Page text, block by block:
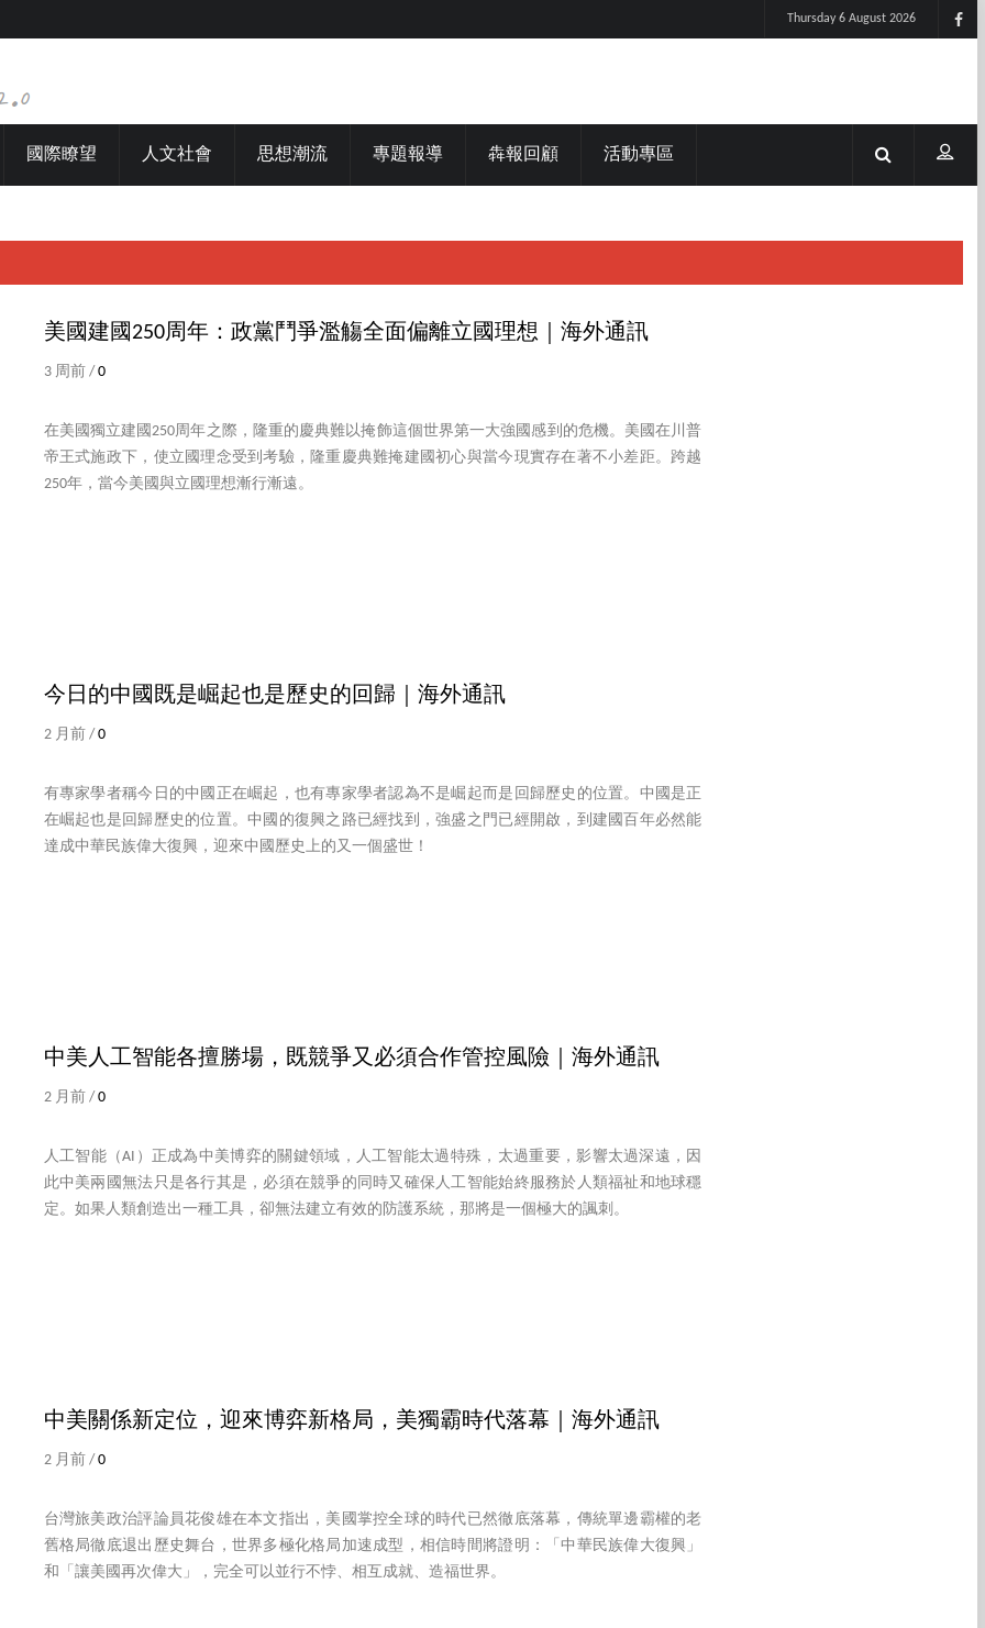
Thursday 6 August 2026
國際瞭望 人文社會 思想潮流 專題報導 犇報回顧 活動專區
美國建國250周年：政黨鬥爭濫觴全面偏離立國理想｜海外通訊
3 周前 / 0
在美國獨立建國250周年之際，隆重的慶典難以掩飾這個世界第一大強國感到的危機。美國在川普
帝王式施政下，使立國理念受到考驗，隆重慶典難掩建國初心與當今現實存在著不小差距。跨越
250年，當今美國與立國理想漸行漸遠。
今日的中國既是崛起也是歷史的回歸｜海外通訊
2 月前 / 0
有專家學者稱今日的中國正在崛起，也有專家學者認為不是崛起而是回歸歷史的位置。中國是正
在崛起也是回歸歷史的位置。中國的復興之路已經找到，強盛之門已經開啟，到建國百年必然能
達成中華民族偉大復興，迎來中國歷史上的又一個盛世！
中美人工智能各擅勝場，既競爭又必須合作管控風險｜海外通訊
2 月前 / 0
人工智能（AI）正成為中美博弈的關鍵領域，人工智能太過特殊，太過重要，影響太過深遠，因
此中美兩國無法只是各行其是，必須在競爭的同時又確保人工智能始終服務於人類福祉和地球穩
定。如果人類創造出一種工具，卻無法建立有效的防護系統，那將是一個極大的諷刺。
中美關係新定位，迎來博弈新格局，美獨霸時代落幕｜海外通訊
2 月前 / 0
台灣旅美政治評論員花俊雄在本文指出，美國掌控全球的時代已然徹底落幕，傳統單邊霸權的老
舊格局徹底退出歷史舞台，世界多極化格局加速成型，相信時間將證明：「中華民族偉大復興」
和「讓美國再次偉大」，完全可以並行不悖、相互成就、造福世界。